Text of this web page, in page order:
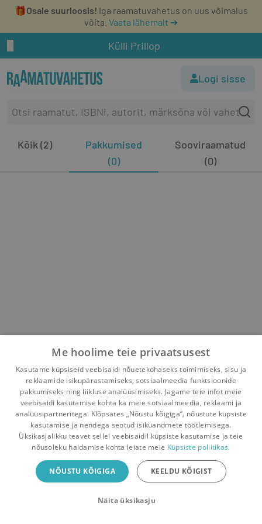
🎁Osale suurloosis! Iga raamatuvahetus on uus võimalus
võita. Vaata lähemalt ➔
Külli Prillop
Logi sisse
Kõik (2)
Pakkumised
(0)
Sooviraamatud
(0)
Pealehele Ostukorv Sõnumid Teated Konto
Raamatuvahetuse mobiiliäpp
Vaheta raamatuid veelgi mugavamalt!
Me hoolime teie privaatsusest
Kasutame küpsiseid veebisaidi nõuetekohaseks toimimiseks, sisu ja
reklaamide isikupärastamiseks, sotsiaalmeedia funktsioonide
pakkumiseks ning liikluse analüüsimiseks. Jagame teie infot meie
veebisaidi kasutamise kohta ka meie sotsiaalmeedia, reklaami ja
analüüsipartneritega. Klõpsates „Nõustu kõigiga“, nõustute küpsiste
kasutamise ja nendega seotud isikuandmete töötlemisega.
Üksikasjalikku teavet sellel veebisaidil küpsiste kasutamise ja teie
nõusoleku haldamise kohta leiate meie Küpsiste poliitikas.
NÕUSTU KÕIGIGA KEELDU KÕIGIST
Näita üksikasju